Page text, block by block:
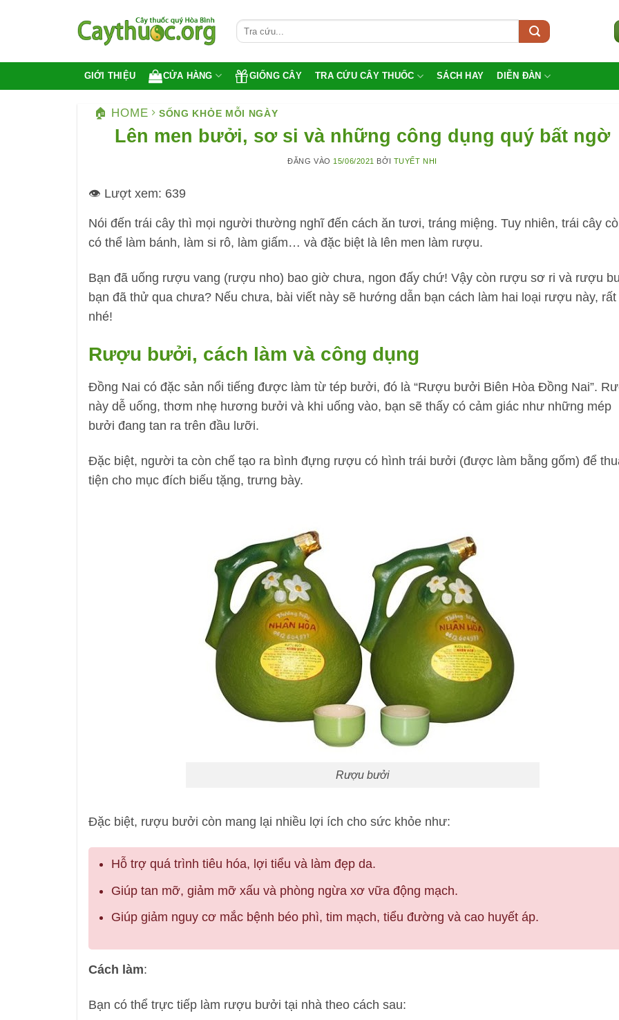
dung
GIỚI THIỆU CỬA HÀNG GIỐNG CÂY TRA CỨU CÂY THUỐC SÁCH HAY DIỄN ĐÀN
🏠 HOME SỐNG KHỎE MỖI NGÀY
Lên men bưởi, sơ si và những công dụng quý bất ngờ
ĐĂNG VÀO 15/06/2021 BỞI TUYẾT NHI
👁️ Lượt xem: 639
Nói đến trái cây thì mọi người thường nghĩ đến cách ăn tươi, tráng miệng. Tuy nhiên, trái cây
có thể làm bánh, làm si rô, làm giấm… và đặc biệt là lên men làm rượu.
Bạn đã uống rượu vang (rượu nho) bao giờ chưa, ngon đấy chứ! Vậy còn rượu sơ ri và rượu
bạn đã thử qua chưa? Nếu chưa, bài viết này sẽ hướng dẫn bạn cách làm hai loại rượu này, rất
nhé!
Rượu bưởi, cách làm và công dụng
Đồng Nai có đặc sản nổi tiếng được làm từ tép bưởi, đó là “Rượu bưởi Biên Hòa Đồng Nai”.
này dễ uống, thơm nhẹ hương bưởi và khi uống vào, bạn sẽ thấy có cảm giác như những mép
bưởi đang tan ra trên đầu lưỡi.
Đặc biệt, người ta còn chế tạo ra bình đựng rượu có hình trái bưởi (được làm bằng gốm) để
tiện cho mục đích biếu tặng, trưng bày.
Rượu bưởi
Đặc biệt, rượu bưởi còn mang lại nhiều lợi ích cho sức khỏe như:
Hỗ trợ quá trình tiêu hóa, lợi tiểu và làm đẹp da.
Giúp tan mỡ, giảm mỡ xấu và phòng ngừa xơ vữa động mạch.
Giúp giảm nguy cơ mắc bệnh béo phì, tim mạch, tiểu đường và cao huyết áp.
Cách làm:
Bạn có thể trực tiếp làm rượu bưởi tại nhà theo cách sau: